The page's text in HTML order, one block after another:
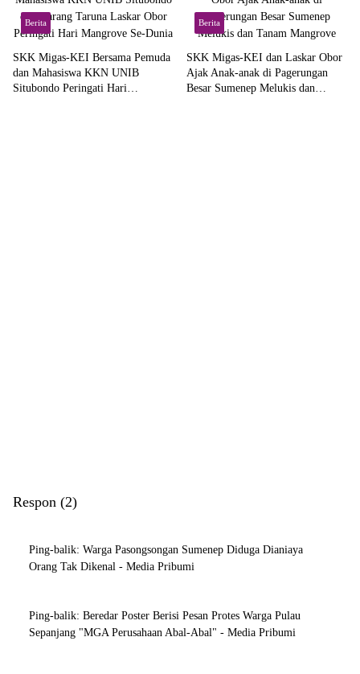
Berita
SKK Migas-KEI Bersama Pemuda
dan Mahasiswa KKN UNIB
Situbondo Peringati Hari
Berita
SKK Migas-KEI dan Laskar Obor
Ajak Anak-anak di Pagerungan
Besar Sumenep Melukis dan
Respon (2)
Ping-balik: Warga Pasongsongan Sumenep Diduga Dianiaya
Orang Tak Dikenal - Media Pribumi
Ping-balik: Beredar Poster Berisi Pesan Protes Warga Pulau
Sepanjang "MGA Perusahaan Abal-Abal" - Media Pribumi